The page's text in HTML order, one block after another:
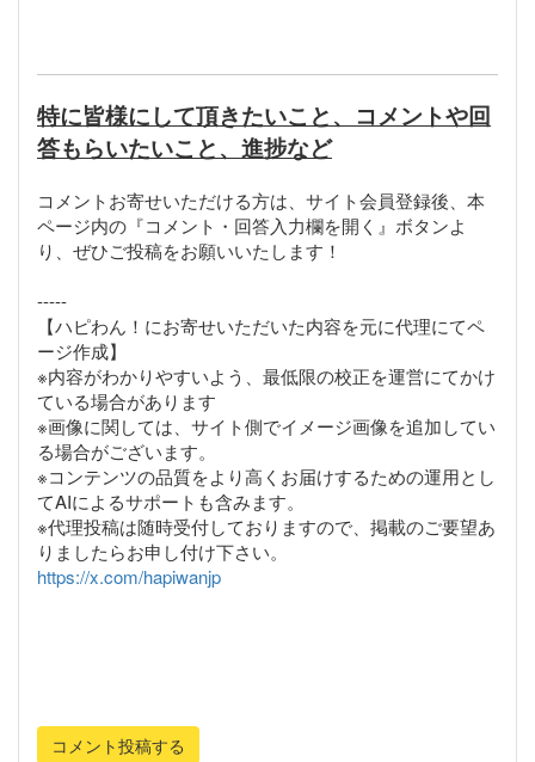
特に皆様にして頂きたいこと、コメントや回
答もらいたいこと、進捗など
コメントお寄せいただける方は、サイト会員登録後、本
ページ内の『コメント・回答入力欄を開く』ボタンよ
り、ぜひご投稿をお願いいたします！
-----
【ハピわん！にお寄せいただいた内容を元に代理にてペ
ージ作成】
※内容がわかりやすいよう、最低限の校正を運営にてかけ
ている場合があります
※画像に関しては、サイト側でイメージ画像を追加してい
る場合がございます。
※コンテンツの品質をより高くお届けするための運用とし
てAIによるサポートも含みます。
※代理投稿は随時受付しておりますので、掲載のご要望あ
https://x.com/hapiwanjp
コメント投稿する